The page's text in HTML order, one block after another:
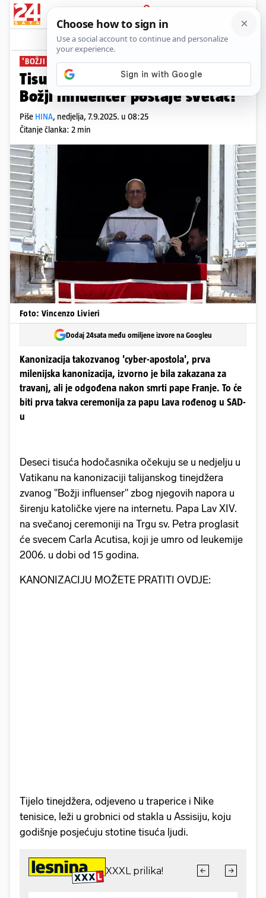
PRIJAVA
News Komentari
'BOŽJI INFLUENSER'
Tisuće ljudi stižu u Rim: Danas
Božji influencer postaje svetac!
Piše HINA, nedjelja, 7.9.2025. u 08:25
Čitanje članka: 2 min
Foto: Vincenzo Livieri
Dodaj 24sata među omiljene izvore na Googleu
Kanonizacija takozvanog 'cyber-apostola', prva
milenijska kanonizacija, izvorno je bila zakazana za
travanj, ali je odgođena nakon smrti pape Franje. To će
biti prva takva ceremonija za papu Lava rođenog u SAD-
u
Deseci tisuća hodočasnika očekuju se u nedjelju u
Vatikanu na kanonizaciji talijanskog tinejdžera
zvanog "Božji influenser" zbog njegovih napora u
širenju katoličke vjere na internetu. Papa Lav XIV.
na svečanoj ceremoniji na Trgu sv. Petra proglasit
će svecem Carla Acutisa, koji je umro od leukemije
2006. u dobi od 15 godina.
KANONIZACIJU MOŽETE PRATITI OVDJE:
Tijelo tinejdžera, odjeveno u traperice i Nike
tenisice, leži u grobnici od stakla u Assisiju, koju
godišnje posjećuju stotine tisuća ljudi.